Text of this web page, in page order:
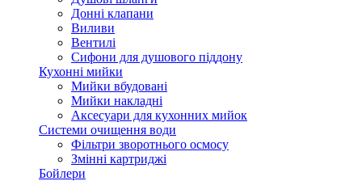
Донні клапани
Виливи
Вентилі
Сифони для душового піддону
Кухонні мийки
Мийки вбудовані
Мийки накладні
Аксесуари для кухонних мийок
Системи очищення води
Фільтри зворотнього осмосу
Змінні картриджі
Бойлери